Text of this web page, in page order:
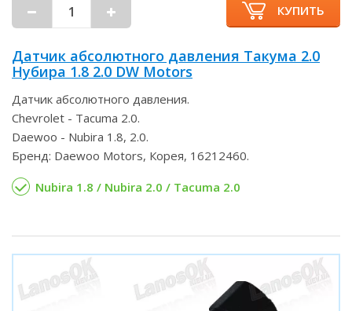
КУПИТЬ
Датчик абсолютного давления Такума 2.0
Нубира 1.8 2.0 DW Motors
Датчик абсолютного давления.
Chevrolet - Tacuma 2.0.
Daewoo - Nubira 1.8, 2.0.
Бренд: Daewoo Motors, Корея, 16212460.
Nubira 1.8 / Nubira 2.0 / Tacuma 2.0